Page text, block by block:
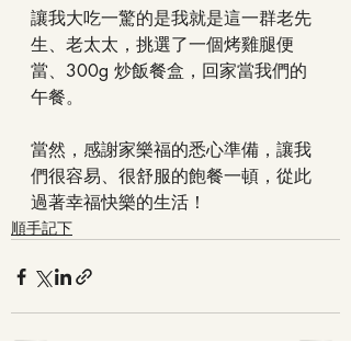
讓我大吃一驚的是我就是這一群老先
生、老太太，挑選了一個烤雞腿便
當、300g 炒飯餐盒，回家當我們的
午餐。
當然，感謝家樂福的悉心準備，讓我
們很容易、很舒服的飽餐一頓，從此
過著幸福快樂的生活！
順手記下